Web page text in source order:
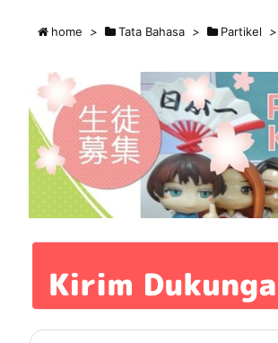
home > Tata Bahasa > Partikel >